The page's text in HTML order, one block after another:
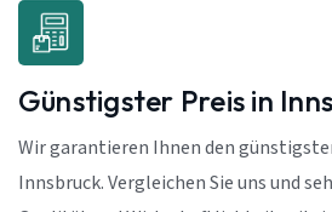
Günstigster Preis in
Wir garantieren Ihnen den
Innsbruck. Vergleichen Sie uns und